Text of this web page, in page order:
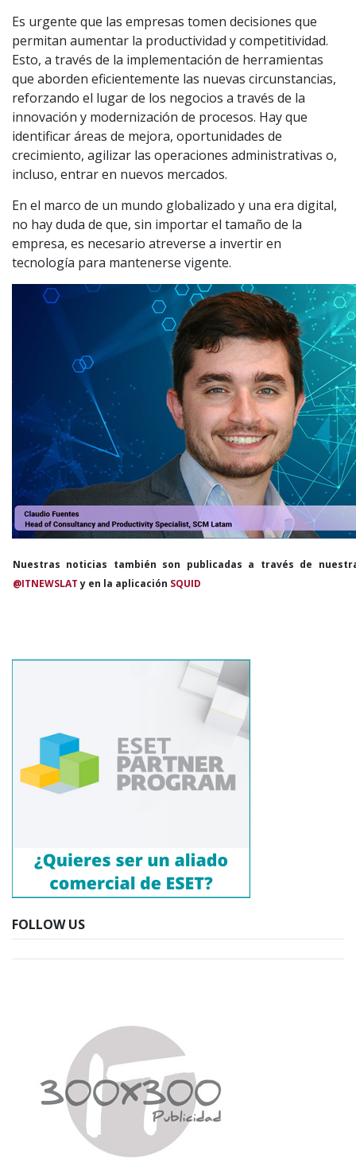
Es urgente que las empresas tomen decisiones que
permitan aumentar la productividad y competitividad.
Esto, a través de la implementación de herramientas
que aborden eficientemente las nuevas circunstancias,
reforzando el lugar de los negocios a través de la
innovación y modernización de procesos. Hay que
identificar áreas de mejora, oportunidades de
crecimiento, agilizar las operaciones administrativas o,
incluso, entrar en nuevos mercados.
En el marco de un mundo globalizado y una era digital,
no hay duda de que, sin importar el tamaño de la
empresa, es necesario atreverse a invertir en
tecnología para mantenerse vigente.
Nuestras noticias también son publicadas a través de
@ITNEWSLATy en la aplicación SQUID
FOLLOW US